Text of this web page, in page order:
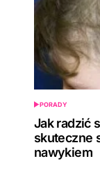
POSTED
IN
PORADY
Jak radzić
skuteczne
nawykiem